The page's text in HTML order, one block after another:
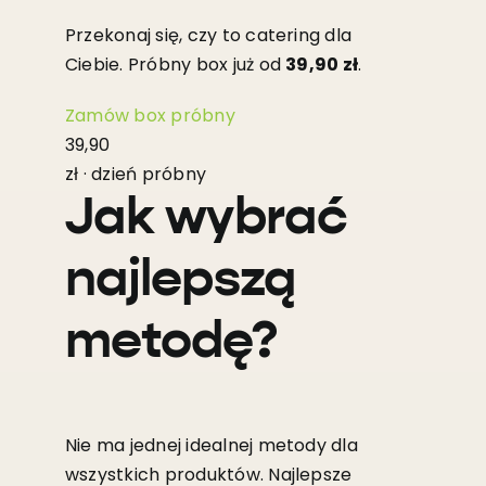
Przekonaj się, czy to catering dla
Ciebie. Próbny box już od 39,90 zł.
Zamów box próbny
39,90
zł · dzień próbny
Jak wybrać
najlepszą
metodę?
Nie ma jednej idealnej metody dla
wszystkich produktów. Najlepsze